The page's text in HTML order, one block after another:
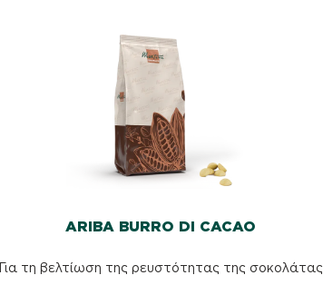
ARIBA BURRO DI CACAO
Για τη βελτίωση της ρευστότητας της σοκολάτας